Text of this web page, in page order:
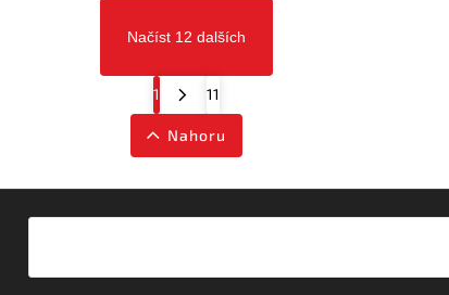
Načíst 12 dalších
1 11
Nahoru